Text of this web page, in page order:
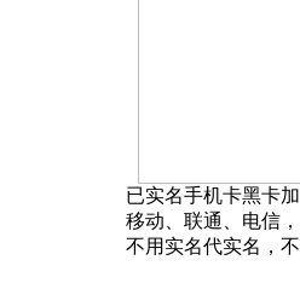
已实名手机卡黑卡
移动、联通、电信
不用实名代实名，